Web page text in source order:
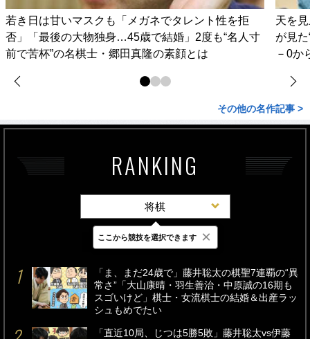
若き日は甘いマスクも「メガネでタレント性を拒
否」「最後の大物独身…45歳で結婚」2度も“名人寸
前で苦杯”の名棋士・郷田真隆の素顔とは
天を
が見
－0か
その他の名作記事 >
RANKING
将棋
最新 24時間 週間
「ま、まだ24歳で」藤井聡太の棋聖7連覇の“異
常さ”「大山康晴・羽生善治・中原誠の16期も
スゴいけど」棋士・女流棋士の結婚＆出産ラッ
シュもめでたい
「直近10局、じつは5勝5敗」藤井聡太vs伊藤
ここから競技を選択できます ×